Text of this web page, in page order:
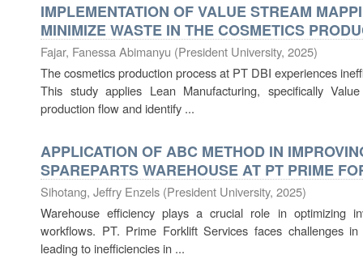
IMPLEMENTATION OF VALUE STREAM
MINIMIZE WASTE IN THE COSMETICS
Fajar, Fanessa Abimanyu (President University, 2025)
The cosmetics production process at PT DBI experiences
This study applies Lean Manufacturing, specifically
production flow and identify ...
APPLICATION OF ABC METHOD IN
SPAREPARTS WAREHOUSE AT PT PRIME
Sihotang, Jeffry Enzels (President University, 2025)
Warehouse efficiency plays a crucial role in optimizing
workflows. PT. Prime Forklift Services faces challenges
leading to inefficiencies in ...